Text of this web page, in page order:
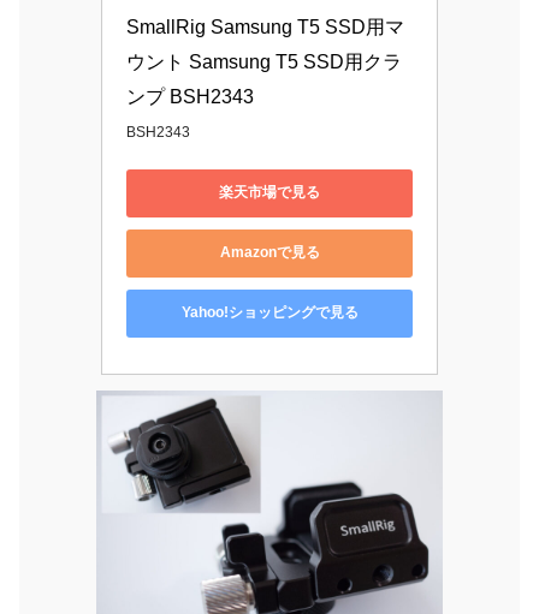
SmallRig Samsung T5 SSD用マ
ウント Samsung T5 SSD用クラ
ンプ BSH2343
BSH2343
楽天市場で見る
Amazonで見る
Yahoo!ショッピングで見る